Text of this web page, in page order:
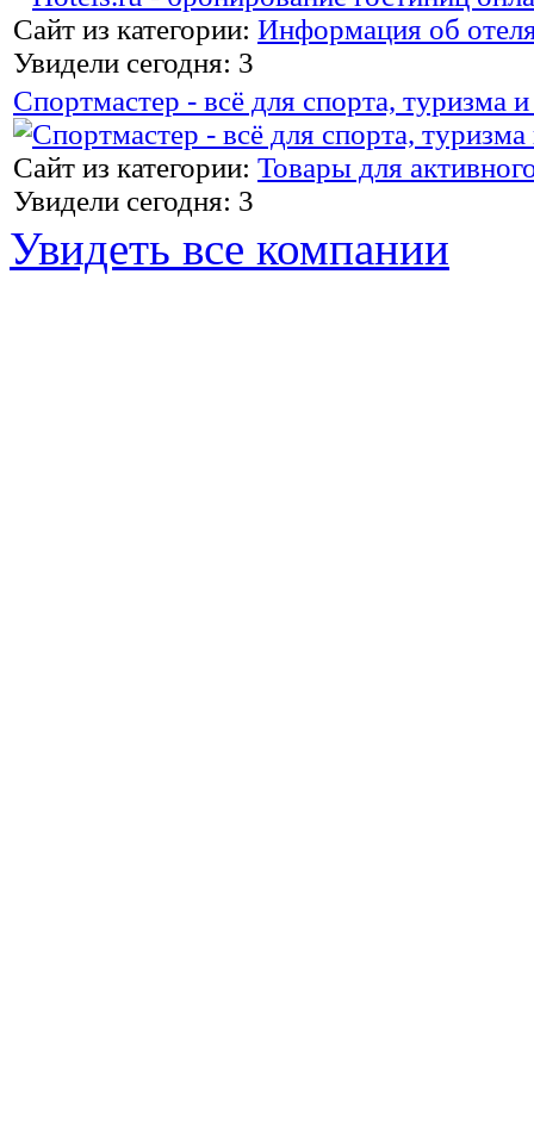
Сайт из категории: Информация об
Увидели сегодня: 3
Спортмастер - всё для спорта, туризма
Сайт из категории: Товары для
Увидели сегодня: 3
Увидеть все компании